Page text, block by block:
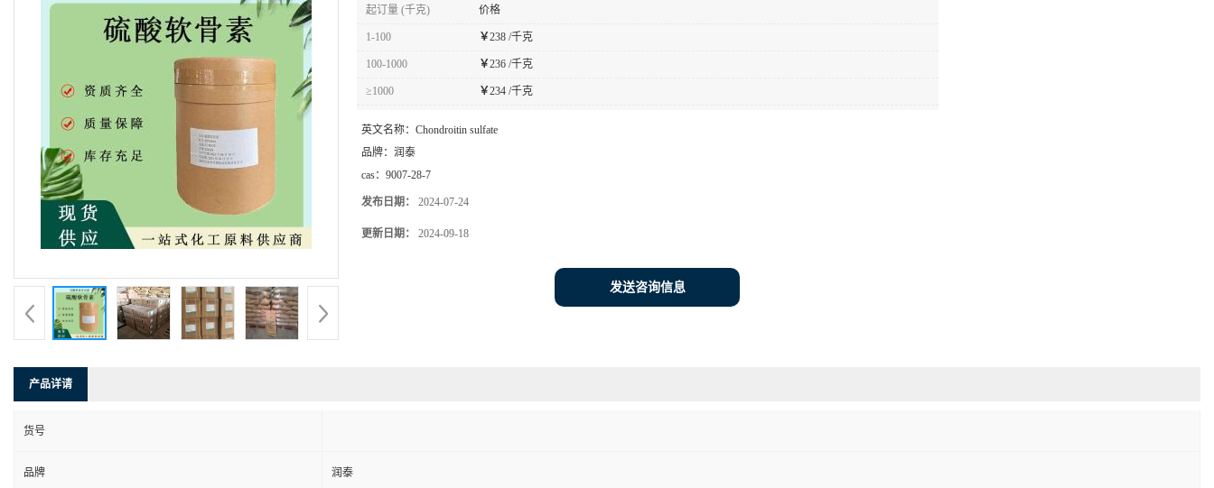
起订量 (千克) 价格
1-100 ￥238 /千克
100-1000 ￥236 /千克
≥1000 ￥234 /千克
英文名称： Chondroitin sulfate
品牌： 润泰
cas： 9007-28-7
发布日期： 2024-07-24
更新日期： 2024-09-18
发送咨询信息
产品详请
货号
品牌 润泰